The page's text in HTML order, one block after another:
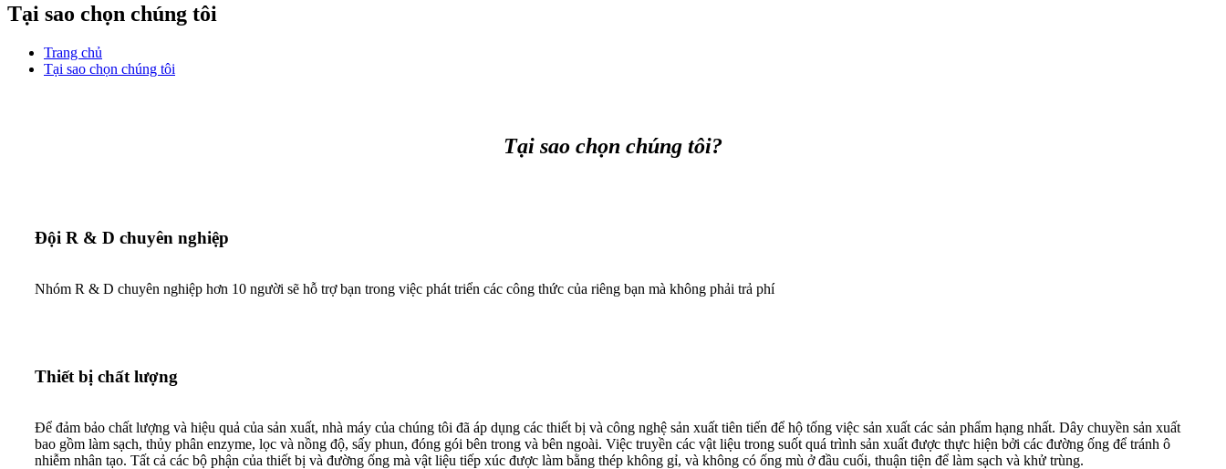
Tại sao chọn chúng tôi
Trang chủ
Tại sao chọn chúng tôi
Tại sao chọn chúng tôi?
Đội R & D chuyên nghiệp
Nhóm R & D chuyên nghiệp hơn 10 người sẽ hỗ trợ bạn trong việc phát triển các công thức của riêng bạn mà không phải trả phí
Thiết bị chất lượng
Để đảm bảo chất lượng và hiệu quả của sản xuất, nhà máy của chúng tôi đã áp dụng các thiết bị và công nghệ sản xuất tiên tiến để hộ tống việc sản xuất các sản phẩm hạng nhất. Dây chuyền sản xuất
bao gồm làm sạch, thủy phân enzyme, lọc và nồng độ, sấy phun, đóng gói bên trong và bên ngoài. Việc truyền các vật liệu trong suốt quá trình sản xuất được thực hiện bởi các đường ống để tránh ô
nhiễm nhân tạo. Tất cả các bộ phận của thiết bị và đường ống mà vật liệu tiếp xúc được làm bằng thép không gỉ, và không có ống mù ở đầu cuối, thuận tiện để làm sạch và khử trùng.